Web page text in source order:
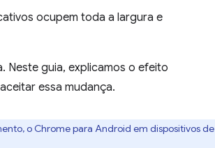
ocupem toda a largura e
Neste guia, explicamos o efeito
essa mudança.
o Chrome para Android em dispositivos de